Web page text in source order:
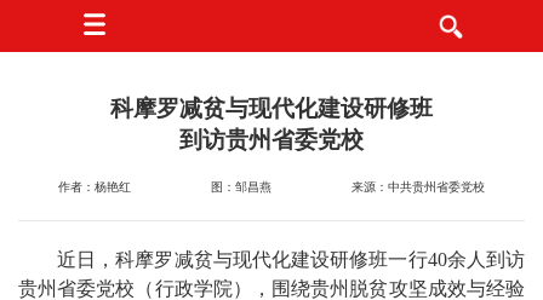
科摩罗减贫与现代化建设研修班
到访贵州省委党校
作者：杨艳红 图：邹昌燕 来源：中共贵州省委党校
近日，科摩罗减贫与现代化建设研修班一行40余人到访
贵州省委党校（行政学院），围绕贵州脱贫攻坚成效与经验